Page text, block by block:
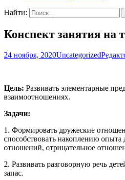
Найти:
Конспект занятия на
24 ноября, 2020Uncategorized
Цель: Развивать элементарные
взаимоотношениях.
Задачи:
1. Формировать дружеские
способствовать накоплению опыта
отношений, отрицательное
2. Развивать разговорную речь
запас.